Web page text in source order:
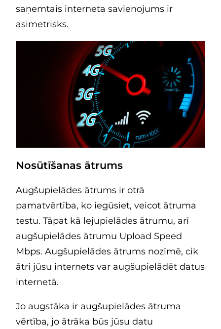
saņemtais interneta savienojums ir
asimetrisks.
Nosūtīšanas ātrums
Augšupielādes ātrums ir otrā
pamatvērtība, ko iegūsiet, veicot ātruma
testu. Tāpat kā lejupielādes ātrumu, arī
augšupielādes ātrumu Upload Speed
Mbps. Augšupielādes ātrums nozīmē, cik
ātri jūsu internets var augšupielādēt datus
internetā.
Jo augstāka ir augšupielādes ātruma
vērtība, jo ātrāka būs jūsu datu